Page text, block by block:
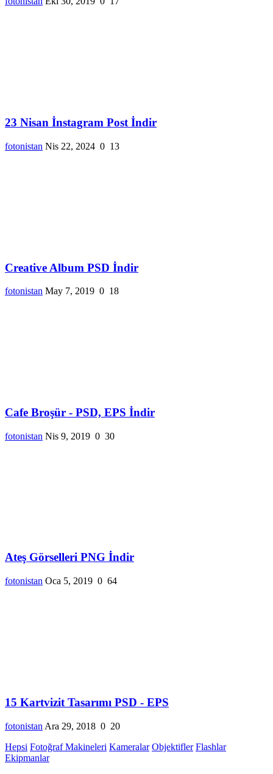
23 Nisan İnstagram Post İndir
fotonistan Nis 22, 2024 0 13
Creative Album PSD İndir
fotonistan May 7, 2019 0 18
Cafe Broşür - PSD, EPS İndir
fotonistan Nis 9, 2019 0 30
Ateş Görselleri PNG İndir
fotonistan Oca 5, 2019 0 64
15 Kartvizit Tasarımı PSD - EPS
fotonistan Ara 29, 2018 0 20
Hepsi Fotoğraf Makineleri Kameralar Objektifler Flashlar
Ekipmanlar